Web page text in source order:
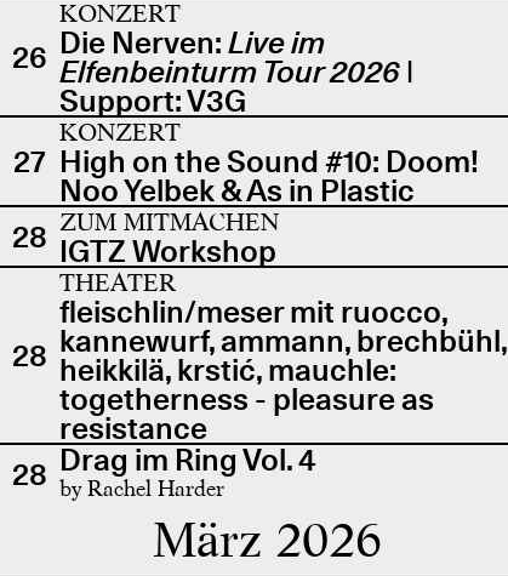
26
KONZERT
Die Nerven:Live im
Elfenbeinturm Tour 2026 |
Support: V3G
27
KONZERT
High on the Sound #10: Doom!
Noo Yelbek & As in Plastic
28 ZUM MITMACHEN
IGTZ Workshop
28
THEATER
fleischlin/meser mit ruocco,
kannewurf, ammann, brechbühl,
heikkilä, krstić, mauchle:
togetherness - pleasure as
resistance
28 Drag im Ring Vol. 4
by Rachel Harder
März 2026